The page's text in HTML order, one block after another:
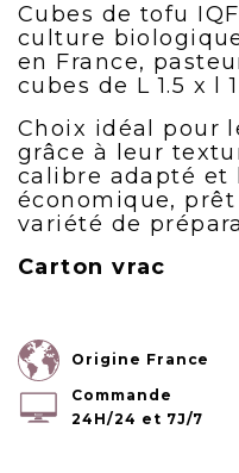
Cubes de tofu
culture
en France,
cubes de L 1.5 x l
Choix idéal pour
grâce à leur
calibre adapté et
économique,
variété de
Carton vrac
Origine France
Commande
24H/24 et 7J/7